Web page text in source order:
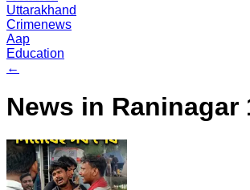
Uttarakhand
Crimenews
Aap
Education
←
News in Raninagar